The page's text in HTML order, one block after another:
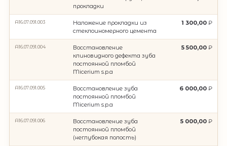
прокладки
A16.07.091.003
Наложение прокладки из
стеклоиномерного цемента
1 300,00
A16.07.091.004
Восстановление
клиновидного дефекта зуба
постоянной пломбой
Micerium s.p.a
5 500,00
A16.07.091.005
Восстановление зуба
постоянной пломбой
Micerium s.p.a
6 000,00
A16.07.091.006
Восстановление зуба
постоянной пломбой
(неглубокая полость)
5 000,00